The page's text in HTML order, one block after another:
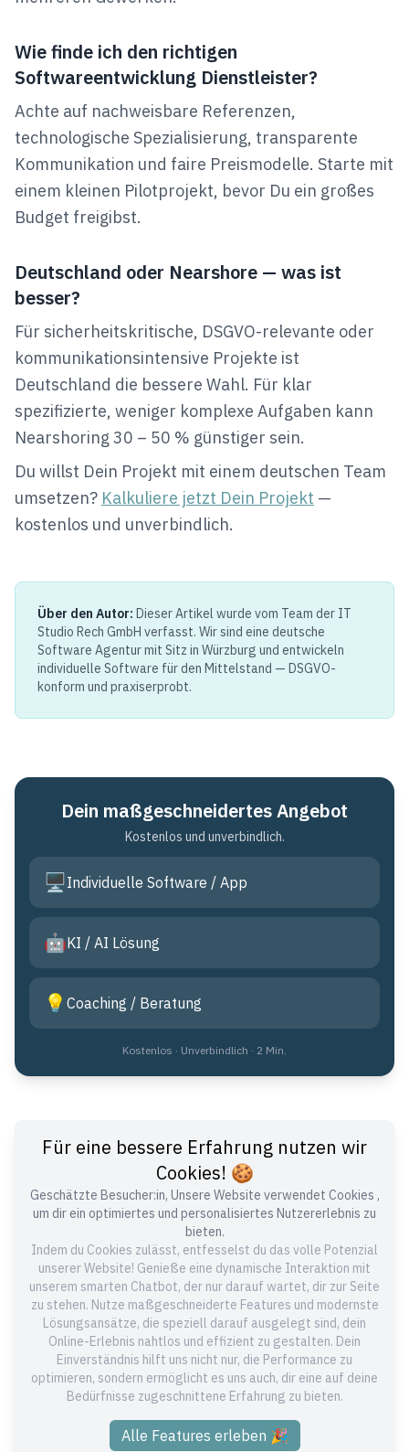
Wie finde ich den richtigen
Softwareentwicklung Dienstleister?
Achte auf nachweisbare Referenzen,
technologische Spezialisierung, transparente
Kommunikation und faire Preismodelle. Starte mit
einem kleinen Pilotprojekt, bevor Du ein großes
Budget freigibst.
Deutschland oder Nearshore — was ist
besser?
Für sicherheitskritische, DSGVO-relevante oder
kommunikationsintensive Projekte ist
Deutschland die bessere Wahl. Für klar
spezifizierte, weniger komplexe Aufgaben kann
Nearshoring 30 – 50 % günstiger sein.
Du willst Dein Projekt mit einem deutschen Team
umsetzen? Kalkuliere jetzt Dein Projekt —
kostenlos und unverbindlich.
Über den Autor: Dieser Artikel wurde vom Team der IT
Studio Rech GmbH verfasst. Wir sind eine deutsche
Software Agentur mit Sitz in Würzburg und entwickeln
individuelle Software für den Mittelstand — DSGVO-
konform und praxiserprobt.
Dein maßgeschneidertes Angebot
Kostenlos und unverbindlich.
🖥️Individuelle Software / App
🤖KI / AI Lösung
💡 Coaching / Beratung
Kostenlos · Unverbindlich · 2 Min.
Für eine bessere Erfahrung nutzen wir
Cookies! 🍪
Geschätzte Besucher:in, Unsere Website verwendet Cookies ,
um dir ein optimiertes und personalisiertes Nutzererlebnis zu
bieten.
Indem du Cookies zulässt, entfesselst du das volle Potenzial
unserer Website! Genieße eine dynamische Interaktion mit
unserem smarten Chatbot, der nur darauf wartet, dir zur Seite
zu stehen. Nutze maßgeschneiderte Features und modernste
Lösungsansätze, die speziell darauf ausgelegt sind, dein
Online-Erlebnis nahtlos und effizient zu gestalten. Dein
Einverständnis hilft uns nicht nur, die Performance zu
optimieren, sondern ermöglicht es uns auch, dir eine auf deine
Bedürfnisse zugeschnittene Erfahrung zu bieten.
Alle Features erleben 🎉
Expertise im Software-Entwicklungsbereich
Seit 2012 bieten wir maßgeschneiderte Lösungen für alle, die Wert
auf individuelle Softwarelösungen legen. Ob in den Bereichen
Elektrische Energietechnik, Logistik, B2B Shops, Banking und vielen
anderen - bei uns bist Du richtig. Unsere profunde Marktkenntnis im
Raum Würzburg steht für Qualität und Expertise.
Qualität im Vordergrund
Wenn Du bei uns Deine Software entwickeln lässt, garantieren wir
höchste Qualitätsstandards. Mit modernsten Technologien und der
AWS Cloud setzen wir Deine Visionen in die Realität um. Durch unsere